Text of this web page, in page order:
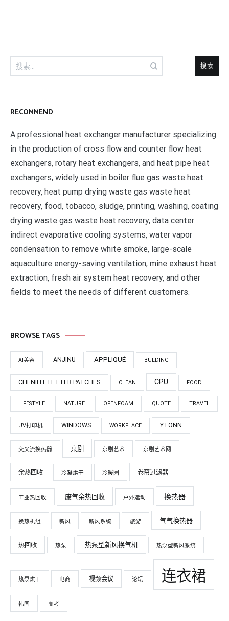
搜
索：
RECOMMEND
A professional heat exchanger manufacturer specializing
in the production of cross flow and counter flow heat
exchangers, rotary heat exchangers, and heat pipe heat
exchangers, widely used in boiler flue gas waste heat
recovery, heat pump drying waste gas waste heat
recovery, food, tobacco, sludge, printing, washing, coating
drying waste gas waste heat recovery, data center
indirect evaporative cooling systems, water vapor
condensation to remove white smoke, large-scale
aquaculture energy-saving ventilation, mine exhaust heat
extraction, fresh air system heat recovery, and other
fields to meet the needs of different customers.
BROWSE TAGS
AI美容 ANJINU APPLIQUÉ BULDING
CHENILLE LETTER PATCHES CLEAN CPU FOOD
LIFESTYLE NATURE OPENFOAM QUOTE TRAVEL
UV打印机 WINDOWS WORKPLACE YTONN
交叉流换热器 京剧 京剧艺术 京剧艺术网
余热回收 冷凝烘干 冷暖园 卷帘过滤器
工业热回收 废气余热回收 户外运动 换热器
换热机组 新风 新风系统 旅游 气气换热器
热回收 热泵 热泵型新风换气机 热泵型新风系统
热泵烘干 电商 视频会议 论坛 连衣裙
韩国 高考